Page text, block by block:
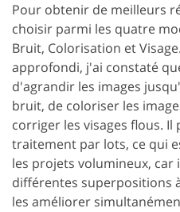
Pour obtenir de meilleurs
choisir parmi les quatre
Bruit, Colorisation et
approfondi, j'ai constaté
d'agrandir les images
bruit, de coloriser les
corriger les visages flous. Il
traitement par lots, ce qui
les projets volumineux,
différentes superpositions
les améliorer